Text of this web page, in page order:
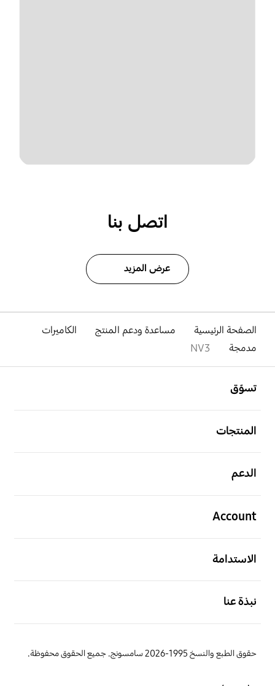
اتصل بنا
عرض المزيد
الصفحة الرئيسية مساعدة ودعم المنتج
الكاميرات
مدمجة
NV3
تسوّق
المنتجات
الدعم
Account
الاستدامة
نبذة عنا
حقوق الطبع والنسخ 1995-2026 سامسونج. جميع الحقوق محفوظة.